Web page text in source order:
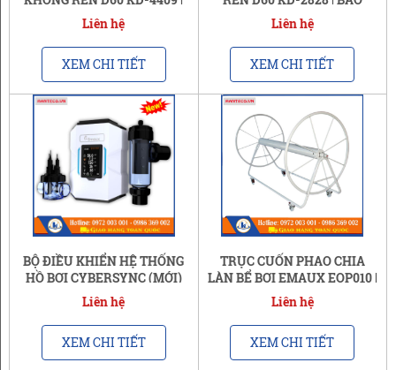
BẢO HÀNH 24 THÁNG
Liên hệ
XEM CHI TIẾT
HÀNH 24 THÁNG
Liên hệ
XEM CHI TIẾT
BỘ ĐIỀU KHIỂN HỆ THỐNG
HỒ BƠI CYBERSYNC (MỚI)
Liên hệ
XEM CHI TIẾT
TRỤC CUỐN PHAO CHIA
LÀN BỂ BƠI EMAUX EOP010 |
CHẤT LƯỢNG
Liên hệ
XEM CHI TIẾT